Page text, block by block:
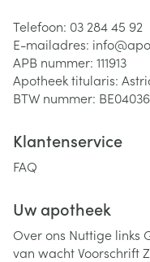
Telefoon: 03 284 45 92
E-mailadres: info@
APB nummer: 111913
Apotheek titularis:
BTW nummer:
Klantenservice
FAQ
Uw apotheek
Over ons Nuttige links
van wachtVoorschrift